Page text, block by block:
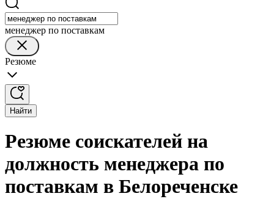
менеджер по поставкам
Резюме
Найти
Резюме соискателей на
должность менеджера по
поставкам в Белореченске